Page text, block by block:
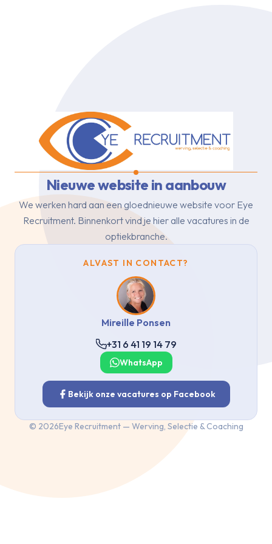
Nieuwe website in aanbouw
We werken hard aan een gloednieuwe website voor Eye
Recruitment. Binnenkort vind je hier alle vacatures in de
optiekbranche.
ALVAST IN CONTACT?
Mireille Ponsen
+31 6 41 19 14 79
WhatsApp
Bekijk onze vacatures op Facebook
© 2026Eye Recruitment — Werving, Selectie & Coaching